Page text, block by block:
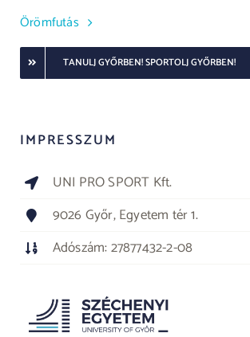
Örömfutás
TANULJ GYŐRBEN! SPORTOLJ GYŐRBEN!
IMPRESSZUM
UNI PRO SPORT Kft.
9026 Győr, Egyetem tér 1.
Adószám: 27877432-2-08